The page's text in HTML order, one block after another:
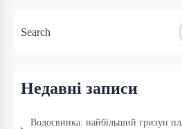
Search
Недавні записи
Водосвинка: найбільший гризун